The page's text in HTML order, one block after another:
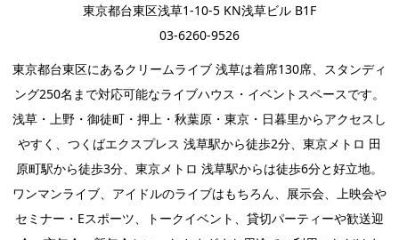
東京都台東区浅草1-10-5 KN浅草ビル B1F
03-6260-9526
東京都台東区にあるクリームライブ 浅草は着席130席、スタンディ
ング250名まで対応可能なライブハウス・イベントスペースです。
浅草・上野・御徒町・押上・秋葉原・東京・日暮里からアクセスし
やすく、つくばエクスプレス 浅草駅から徒歩2分、東京メトロ 田
原町駅から徒歩3分、東京メトロ 浅草駅からは徒歩6分と好立地。
ワンマンライブ、 アイドルのライブはもちろん、 展示会、上映会や
セミナー・ Eスポーツ トークイベント 貸切パーティーや歓送迎